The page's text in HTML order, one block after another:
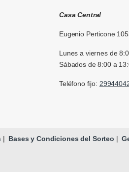
Casa Central
Eugenio Perticone
Lunes a viernes de
Sábados de 8:00 a
Teléfono fijo:
| Bases y Condiciones del Sorteo |